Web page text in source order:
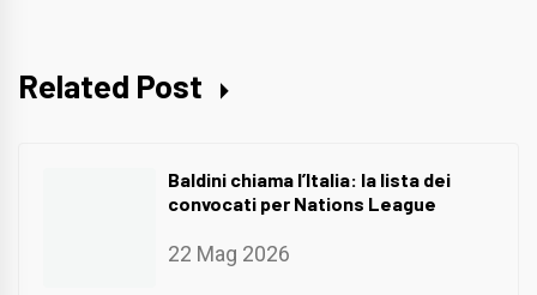
Related Post
Baldini chiama l’Italia: la lista dei
convocati per Nations League
22 Mag 2026